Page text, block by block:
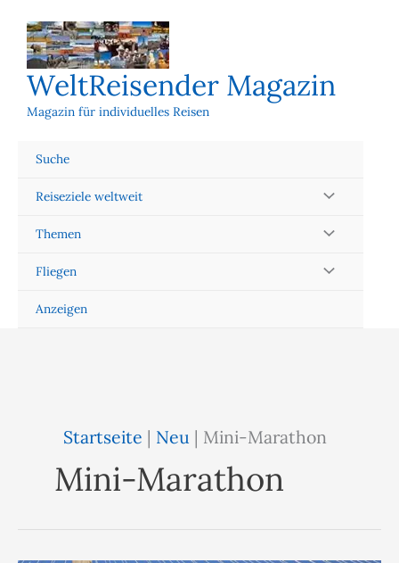
Inhalt
springen
WeltReisender Magazin
Magazin für individuelles Reisen
Suche
Reiseziele weltweit
Themen
Fliegen
Anzeigen
Startseite | Neu | Mini-Marathon
Mini-Marathon